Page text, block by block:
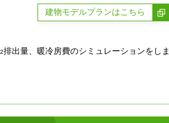
建物モデルプランはこちら
2排出量、暖冷房費のシミュレーションをしま